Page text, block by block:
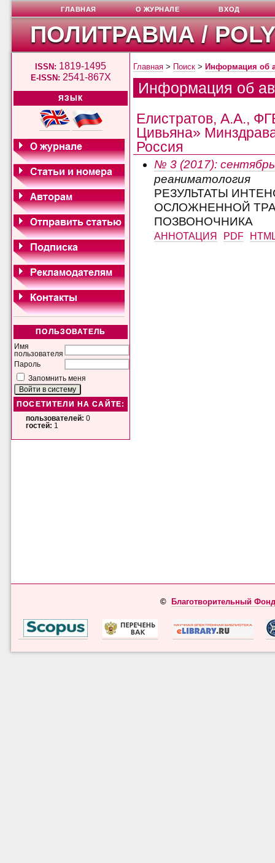
ПОЛИТРАВМА /
ISSN: 1819-1495
E-ISSN: 2541-867X
ЯЗЫК
ПОЛЬЗОВАТЕЛЬ
Имя
пользователя
Пароль
Запомнить меня
ПОСЕТИТЕЛИ НА САЙТЕ:
пользователей: 0
гостей: 1
ГЛАВНАЯ О ЖУРНАЛЕ ВХОД
Главная > Поиск > Информация об
Информация об
Елистратов, А.А.,
Цивьяна»
Россия
№ 3 (2017): сентябрь
реаниматология
РЕЗУЛЬТАТЫ
ОСЛОЖНЕННОЙ
ПОЗВОНОЧНИКА
АННОТАЦИЯ PDF
© Благотворительный